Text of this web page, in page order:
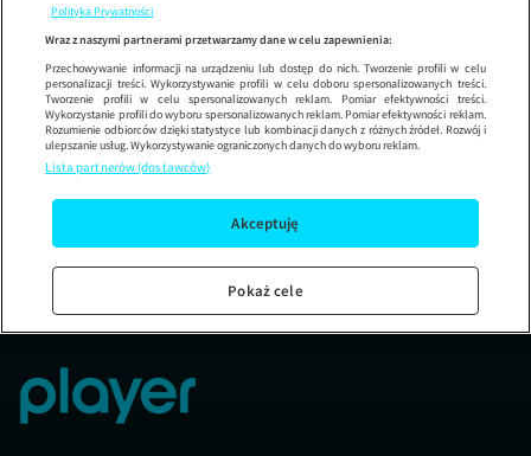
Polityka Prywatności
Wraz z naszymi partnerami przetwarzamy dane w celu zapewnienia:
Przechowywanie informacji na urządzeniu lub dostęp do nich. Tworzenie profili w celu
personalizacji treści. Wykorzystywanie profili w celu doboru spersonalizowanych treści.
Tworzenie profili w celu spersonalizowanych reklam. Pomiar efektywności treści.
Wykorzystanie profili do wyboru spersonalizowanych reklam. Pomiar efektywności reklam.
Rozumienie odbiorców dzięki statystyce lub kombinacji danych z różnych źródeł. Rozwój i
ulepszanie usług. Wykorzystywanie ograniczonych danych do wyboru reklam.
Lista partnerów (dostawców)
Akceptuję
Pokaż cele